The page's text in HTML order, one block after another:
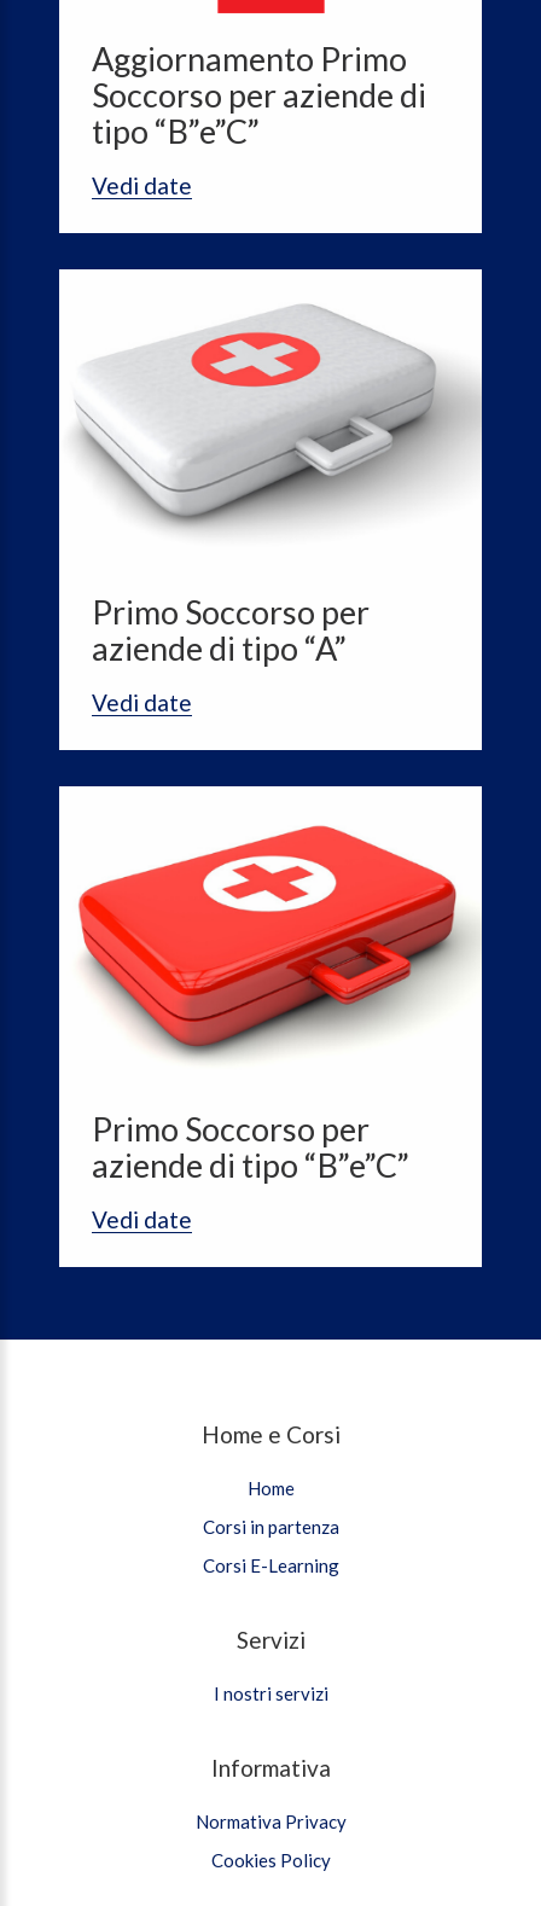
Aggiornamento Primo
Soccorso per aziende di
tipo “B”e”C”
Vedi date
Primo Soccorso per
aziende di tipo “A”
Vedi date
Primo Soccorso per
aziende di tipo “B”e”C”
Vedi date
Home e Corsi
Home
Corsi in partenza
Corsi E-Learning
Servizi
I nostri servizi
Informativa
Normativa Privacy
Cookies Policy